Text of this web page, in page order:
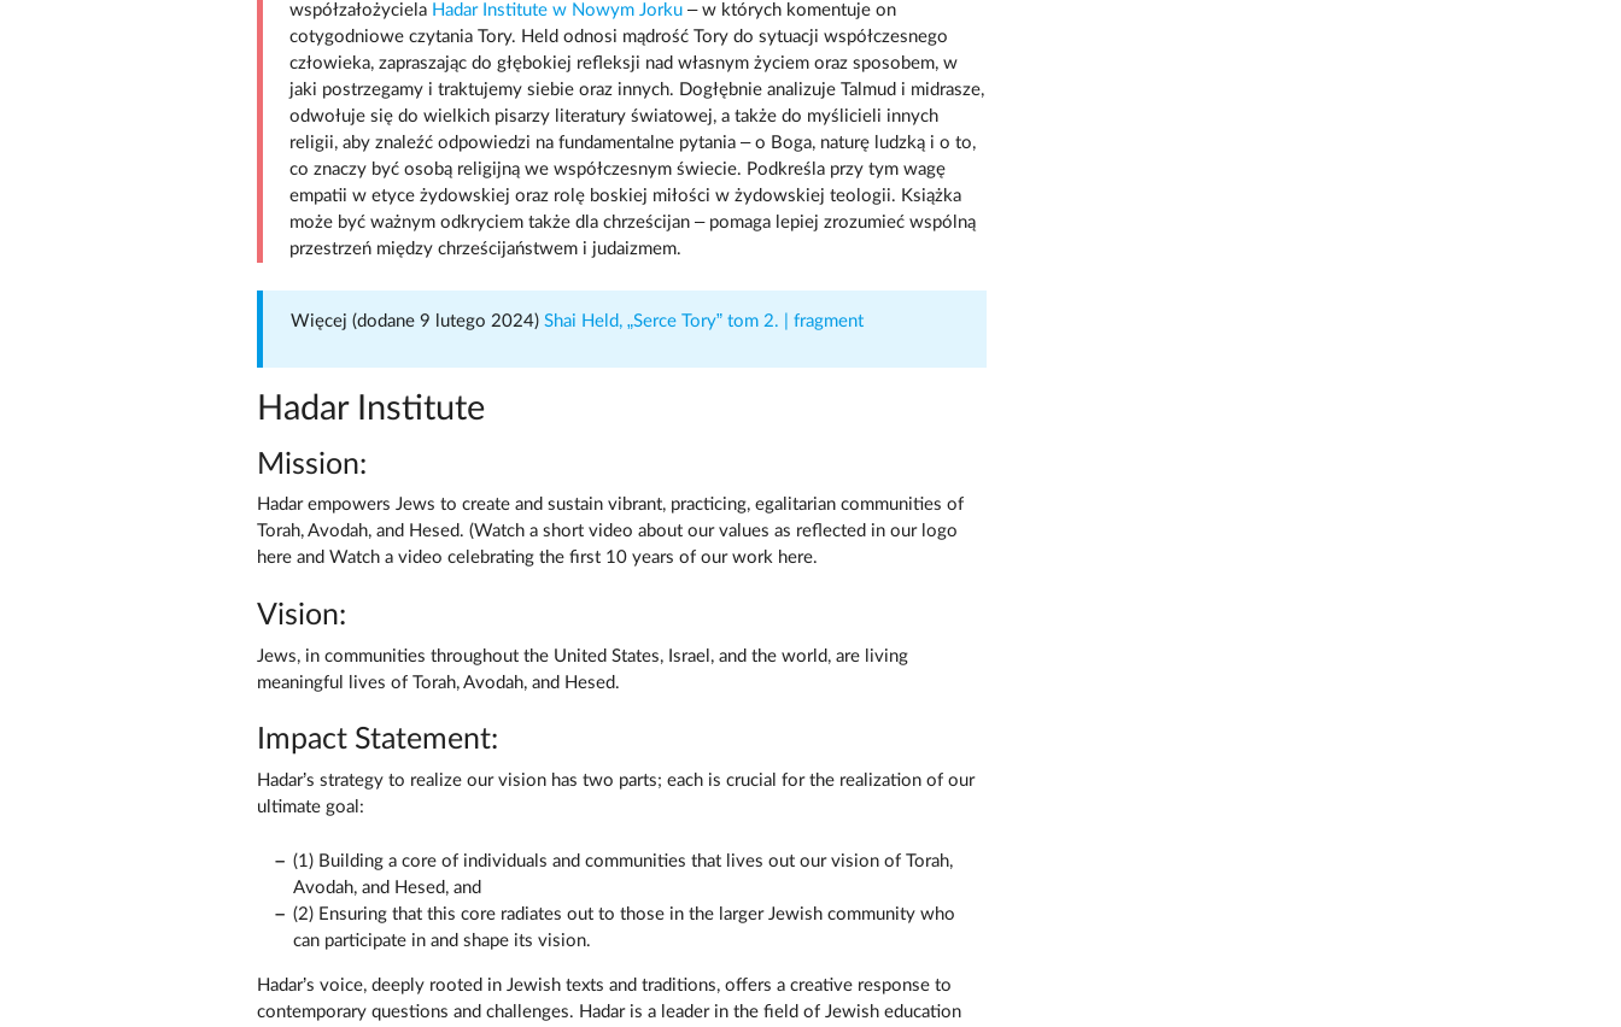
współzałożyciela Hadar Institute w Nowym Jorku – w których komentuje on
cotygodniowe czytania Tory. Held odnosi mądrość Tory do sytuacji współczesnego
człowieka, zapraszając do głębokiej refleksji nad własnym życiem oraz sposobem, w
jaki postrzegamy i traktujemy siebie oraz innych. Dogłębnie analizuje Talmud i midrasze,
odwołuje się do wielkich pisarzy literatury światowej, a także do myślicieli innych
religii, aby znaleźć odpowiedzi na fundamentalne pytania – o Boga, naturę ludzką i o to,
co znaczy być osobą religijną we współczesnym świecie. Podkreśla przy tym wagę
empatii w etyce żydowskiej oraz rolę boskiej miłości w żydowskiej teologii. Książka
może być ważnym odkryciem także dla chrześcijan – pomaga lepiej zrozumieć wspólną
przestrzeń między chrześcijaństwem i judaizmem.
Więcej (dodane 9 lutego 2024) Shai Held, „Serce Tory” tom 2. | fragment
Hadar Institute
Mission:
Hadar empowers Jews to create and sustain vibrant, practicing, egalitarian communities of
Torah, Avodah, and Hesed. (Watch a short video about our values as reflected in our logo
here and Watch a video celebrating the first 10 years of our work here.
Vision:
Jews, in communities throughout the United States, Israel, and the world, are living
meaningful lives of Torah, Avodah, and Hesed.
Impact Statement:
Hadar’s strategy to realize our vision has two parts; each is crucial for the realization of our
ultimate goal:
(1) Building a core of individuals and communities that lives out our vision of Torah,
Avodah, and Hesed, and
(2) Ensuring that this core radiates out to those in the larger Jewish community who
can participate in and shape its vision.
Hadar’s voice, deeply rooted in Jewish texts and traditions, offers a creative response to
contemporary questions and challenges. Hadar is a leader in the field of Jewish education